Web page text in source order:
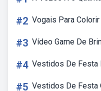
#2 Vogais Para
#3 Vídeo Game De
#4 Vestidos De Festa
#5 Vestidos De Festa